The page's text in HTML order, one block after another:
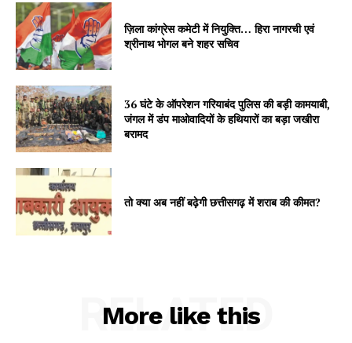
ज़िला कांग्रेस कमेटी में नियुक्ति… हिरा नागरची एवं
श्रीनाथ भोगल बने शहर सचिव
36 घंटे के ऑपरेशन गरियाबंद पुलिस की बड़ी कामयाबी,
जंगल में डंप माओवादियों के हथियारों का बड़ा जखीरा
बरामद
तो क्या अब नहीं बढ़ेगी छत्तीसगढ़ में शराब की कीमत?
More like this
RELATED